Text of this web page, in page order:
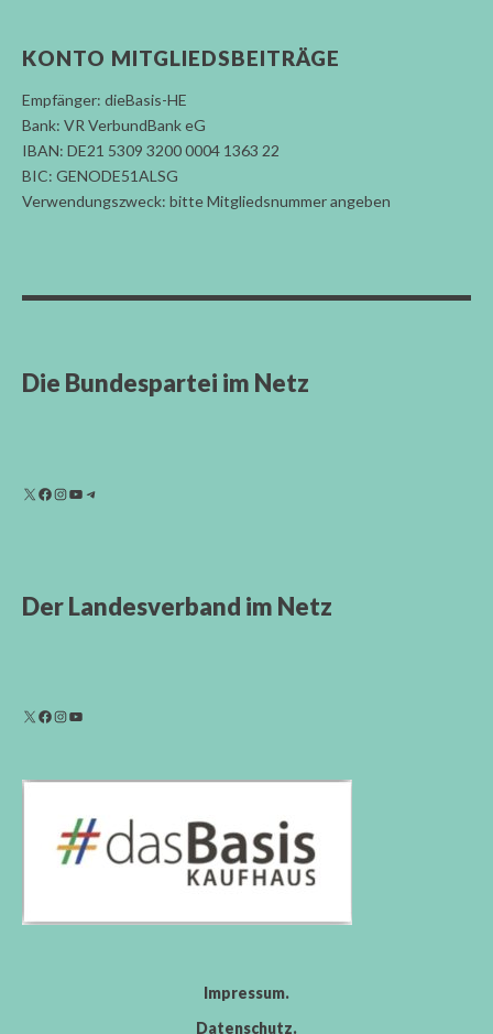
KONTO MITGLIEDSBEITRÄGE
Empfänger: dieBasis-HE
Bank: VR VerbundBank eG
IBAN: DE21 5309 3200 0004 1363 22
BIC: GENODE51ALSG
Verwendungszweck: bitte Mitgliedsnummer angeben
Die Bundespartei im Netz
Der Landesverband im Netz
Impressum
Datenschutz